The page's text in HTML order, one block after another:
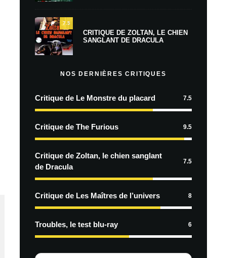
7.5
CRITIQUE DE ZOLTAN, LE CHIEN
SANGLANT DE DRACULA
NOS DERNIÈRES CRITIQUES
Critique de Le Monstre du placard 7.5
Critique de The Furious 9.5
Critique de Zoltan, le chien sanglant
de Dracula
7.5
Critique de Les Maîtres de l’univers 8
Troubles, le test blu-ray 6